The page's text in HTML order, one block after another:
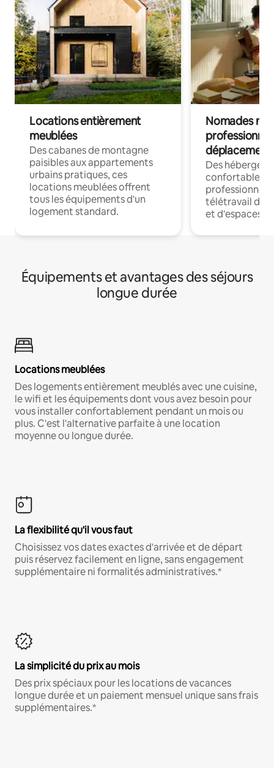
Locations entièrement
meublées
Des cabanes de montagne
paisibles aux appartements
urbains pratiques, ces
locations meublées offrent
tous les équipements d'un
logement standard.
Nomades
déplacement
Des
confortables
professionnels
télétravail
et d'espaces
Équipements et avantages des séjours
longue durée
Locations meublées
Des logements entièrement meublés avec une cuisine,
le wifi et les équipements dont vous avez besoin pour
vous installer confortablement pendant un mois ou
plus. C'est l'alternative parfaite à une location
moyenne ou longue durée.
La flexibilité qu'il vous faut
Choisissez vos dates exactes d'arrivée et de départ
puis réservez facilement en ligne, sans engagement
supplémentaire ni formalités administratives.*
La simplicité du prix au mois
Des prix spéciaux pour les locations de vacances
longue durée et un paiement mensuel unique sans frais
supplémentaires.*